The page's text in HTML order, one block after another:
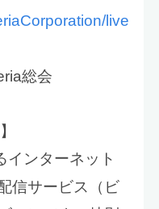
live
総会
インターネット
信サービス（ビ